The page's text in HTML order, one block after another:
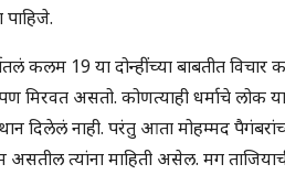
कलम 19 या दोन्हींच्या बाबतीत विचार
मिरवत असतो. कोणत्याही धर्माचे लोक
दिलेलं नाही. परंतु आता मोहम्मद
त्यांना माहिती असेल. मग